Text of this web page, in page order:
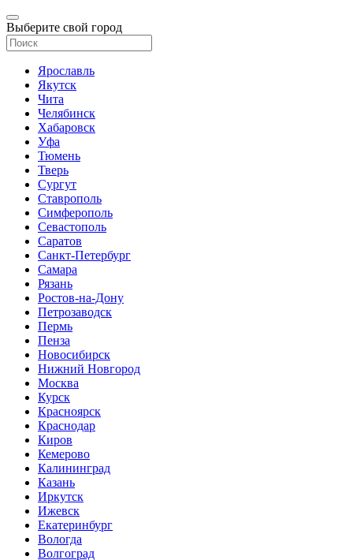
Выберите свой город
Ярославль
Якутск
Чита
Челябинск
Хабаровск
Уфа
Тюмень
Тверь
Сургут
Ставрополь
Симферополь
Севастополь
Саратов
Санкт-Петербург
Самара
Рязань
Ростов-на-Дону
Петрозаводск
Пермь
Пенза
Новосибирск
Нижний Новгород
Москва
Курск
Красноярск
Краснодар
Киров
Кемерово
Калининград
Казань
Иркутск
Ижевск
Екатеринбург
Вологда
Волгоград